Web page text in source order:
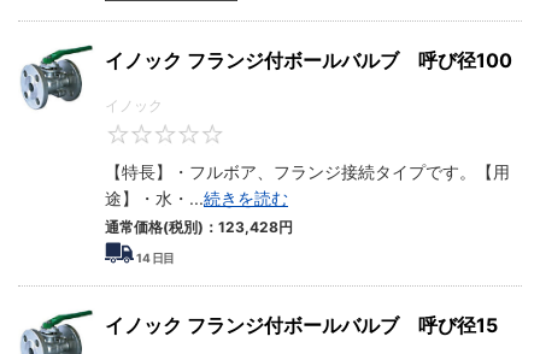
イノック フランジ付ボールバルブ 呼び径100
イノック
【特長】・フルボア、フランジ接続タイプです。【用
途】・水・ ...続きを読む
通常価格(税別)： 123,428円
14日目
イノック フランジ付ボールバルブ 呼び径15